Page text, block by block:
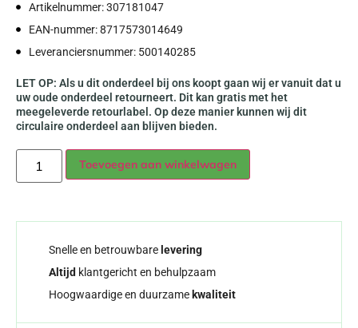
Artikelnummer: 307181047
EAN-nummer: 8717573014649
Leveranciersnummer: 500140285
LET OP: Als u dit onderdeel bij ons koopt gaan wij er vanuit dat u
uw oude onderdeel retourneert. Dit kan gratis met het
meegeleverde retourlabel. Op deze manier kunnen wij dit
circulaire onderdeel aan blijven bieden.
Toevoegen aan winkelwagen
Snelle en betrouwbare levering
Altijd klantgericht en behulpzaam
Hoogwaardige en duurzame kwaliteit